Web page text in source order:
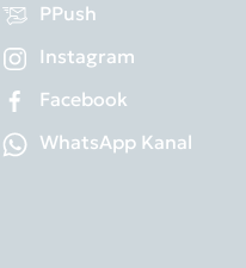
PPush
Instagram
Facebook
WhatsApp Kanal